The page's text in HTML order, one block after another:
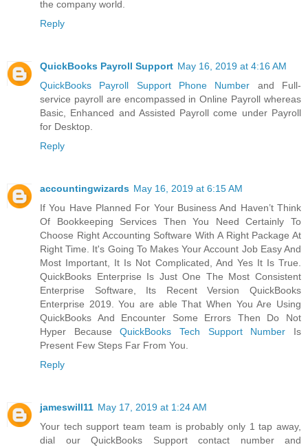
the company world.
Reply
QuickBooks Payroll Support May 16, 2019 at 4:16 AM
QuickBooks Payroll Support Phone Number and Full-
service payroll are encompassed in Online Payroll whereas
Basic, Enhanced and Assisted Payroll come under Payroll
for Desktop.
Reply
accountingwizards May 16, 2019 at 6:15 AM
If You Have Planned For Your Business And Haven’t Think
Of Bookkeeping Services Then You Need Certainly To
Choose Right Accounting Software With A Right Package At
Right Time. It's Going To Makes Your Account Job Easy And
Most Important, It Is Not Complicated, And Yes It Is True.
QuickBooks Enterprise Is Just One The Most Consistent
Enterprise Software, Its Recent Version QuickBooks
Enterprise 2019. You are able That When You Are Using
QuickBooks And Encounter Some Errors Then Do Not
Hyper BecauseQuickBooks Tech Support Number Is
Present Few Steps Far From You.
Reply
jameswill11 May 17, 2019 at 1:24 AM
Your tech support team team is probably only 1 tap away,
dial our QuickBooks Support contact number and